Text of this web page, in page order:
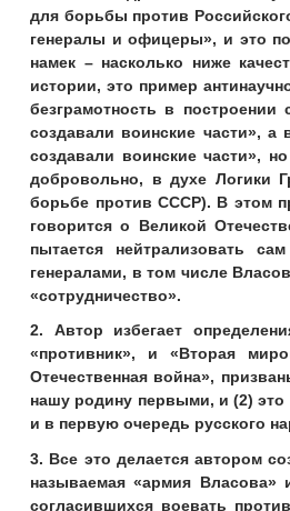
для борьбы против
генералы и офицеры», и это
намек – насколько ниже
истории, это пример
безграмотность в
создавали воинские части»,
создавали воинские части»,
добровольно, в духе Логики
борьбе против СССР). В этом
говорится о Великой
пытается нейтрализовать
генералами, в том числе
«сотрудничество».
2. Автор избегает
«противник», и «Вторая
Отечественная война»,
нашу родину первыми, и (2) это
и в первую очередь русского
3. Все это делается автором
называемая «армия
согласившихся воевать